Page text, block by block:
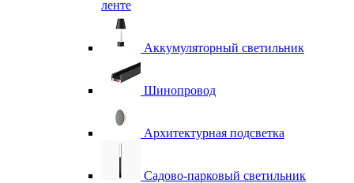
ленте
Аккумуляторный светильник
Шинопровод
Архитектурная подсветка
Садово-парковый светильник